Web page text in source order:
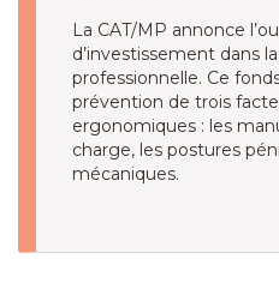
La CAT/MP annonce
d’investissement dans
professionnelle. Ce
prévention de trois
ergonomiques : les
charge, les postures
mécaniques.